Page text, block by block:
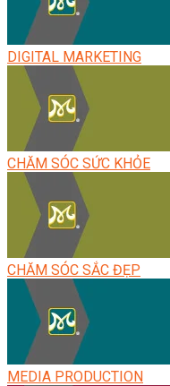
DIGITAL MARKETING
CHĂM SÓC SỨC KHỎE
CHĂM SÓC SẮC ĐẸP
MEDIA PRODUCTION